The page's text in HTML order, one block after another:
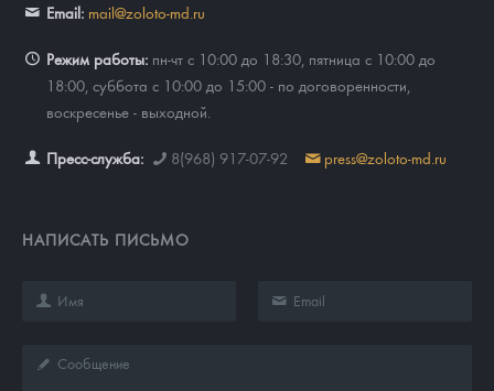
Email: mail@zoloto-md.ru
Режим работы: пн-чт с 10:00 до 18:30, пятница с 10:00 до
18:00, суббота с 10:00 до 15:00 - по договоренности,
воскресенье - выходной.
Пресс-служба: 8(968) 917-07-92 press@zoloto-md.ru
НАПИСАТЬ ПИСЬМО